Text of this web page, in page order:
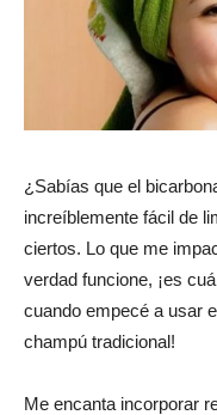
¿Sabías que el
increíblemente fácil de
ciertos. Lo que me
verdad funcione, ¡es
cuando empecé a usar
champú tradicional!
Me encanta incorporar